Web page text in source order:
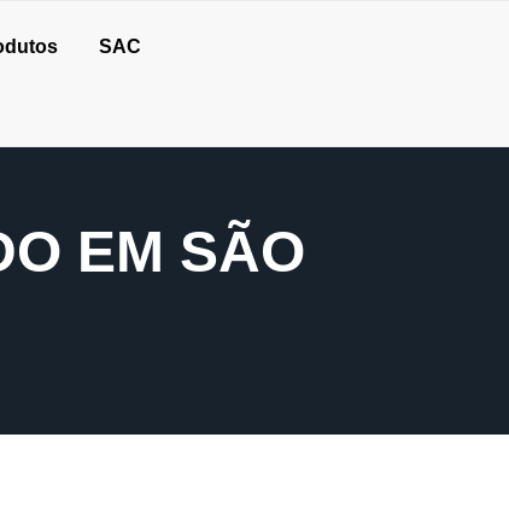
SAC
EM SÃO